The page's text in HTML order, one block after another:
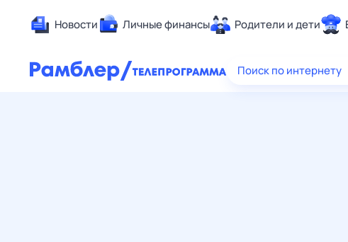
Новости Личные финансы Родители и дети
Здоровье
Поиск по интернету